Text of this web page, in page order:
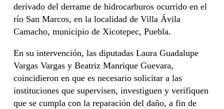
derivado del derrame de hidrocarburos ocurrido en el
río San Marcos, en la localidad de Villa Ávila
Camacho, municipio de Xicotepec, Puebla.
En su intervención, las diputadas Laura Guadalupe
Vargas Vargas y Beatriz Manrique Guevara,
coincidieron en que es necesario solicitar a las
instituciones que supervisen, investiguen y verifiquen
que se cumpla con la reparación del daño, a fin de